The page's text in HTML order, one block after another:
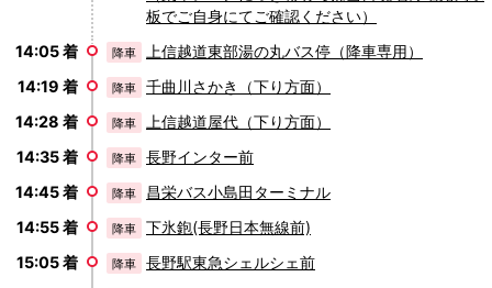
板でご自身にてご確認ください）
14:05 着
降車
上信越道東部湯の丸バス停（降車専用）
14:19 着
降車
千曲川さかき（下り方面）
14:28 着
降車
上信越道屋代（下り方面）
14:35 着
降車
長野インター前
14:45 着
降車
昌栄バス小島田ターミナル
14:55 着
降車
下氷鉋(長野日本無線前)
15:05 着
降車
長野駅東急シェルシェ前